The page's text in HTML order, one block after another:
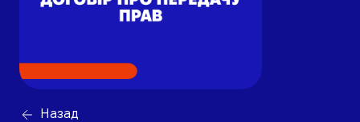
Назад